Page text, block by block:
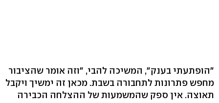
"הופתעתי בענק", המשיכה להבי, "וזה אומר שהציבור
מחפש פתרונות לתחבורה בשבת. מכאן זה ימשיך ויקבל
תאוצה. אין ספק שהמשמעות של ההצלחה הכבירה